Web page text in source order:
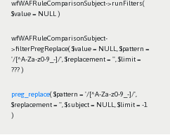
wfWAFRuleComparisonSubject->runFilters(
$value = NULL )
wfWAFRuleComparisonSubject-
>filterPregReplace($value = NULL
$pattern =
'/[^A-Za-z0-9_-]/' $replacement = '' $limit =
??? )
preg_replace($pattern = '/[^A-Za-z0-9_-]/'
$replacement = '' $subject = NULL $limit = -1
)